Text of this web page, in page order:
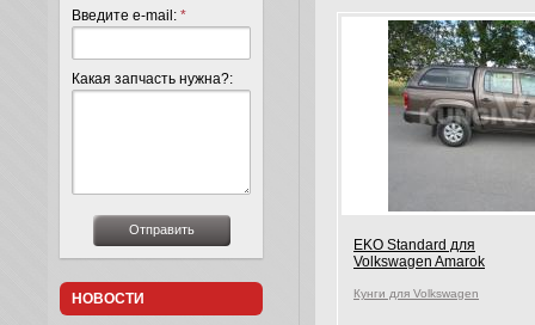
EKO Standard для
Volkswagen Amarok
Кунги для Volkswagen
Введите e-mail: *
Какая запчасть нужна?:
НОВОСТИ